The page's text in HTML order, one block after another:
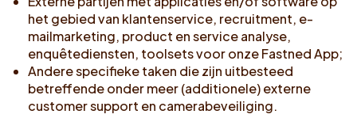
het gebied van klantenservice, recruitment, e-
mailmarketing, product en service analyse,
enquêtediensten, toolsets voor onze Fastned App;
Andere specifieke taken die zijn uitbesteed
betreffende onder meer (additionele) externe
customer support en camerabeveiliging.